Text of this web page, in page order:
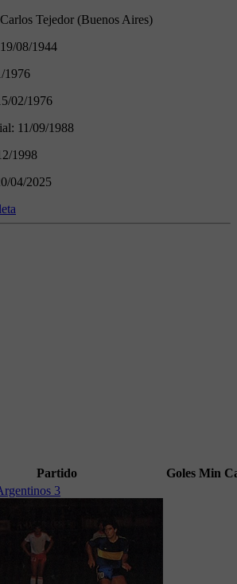
Carlos Tejedor (Buenos Aires)
19/08/1944
1976
02/1976
11/09/1988
1998
04/2025
Partido Goles Min
3